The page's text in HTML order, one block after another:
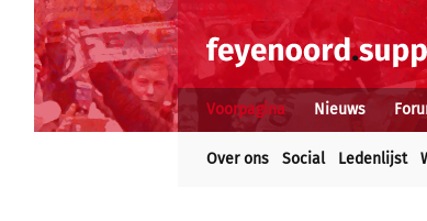
Voorpagina Nieuws
Over ons Social Ledenlijst